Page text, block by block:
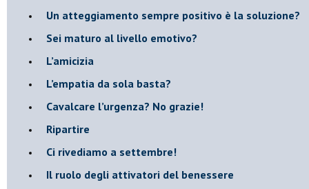
​Un atteggiamento sempre positivo è la soluzione?
​Sei maturo al livello emotivo?
​L’amicizia
​L’empatia da sola basta?
​Cavalcare l’urgenza? No grazie!
Ripartire
​Ci rivediamo a settembre!
​Il ruolo degli attivatori del benessere